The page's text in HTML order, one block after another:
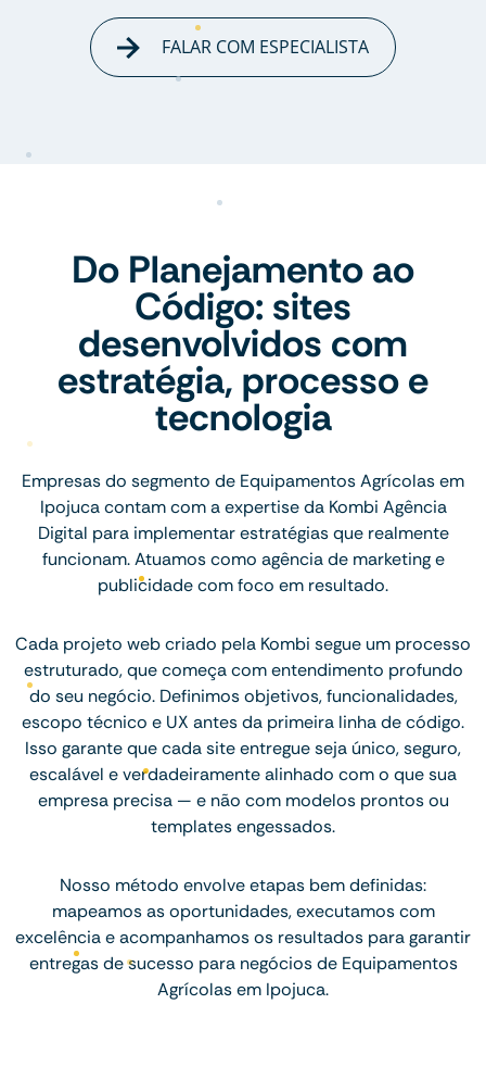
FALAR COM ESPECIALISTA
Do Planejamento ao
Código: sites
desenvolvidos com
estratégia, processo e
tecnologia
Empresas do segmento de Equipamentos Agrícolas em
Ipojuca contam com a expertise da Kombi Agência
Digital para implementar estratégias que realmente
funcionam. Atuamos como agência de marketing e
publicidade com foco em resultado.
Cada projeto web criado pela Kombi segue um processo
estruturado, que começa com entendimento profundo
do seu negócio. Definimos objetivos, funcionalidades,
escopo técnico e UX antes da primeira linha de código.
Isso garante que cada site entregue seja único, seguro,
escalável e verdadeiramente alinhado com o que sua
empresa precisa — e não com modelos prontos ou
templates engessados.
Nosso método envolve etapas bem definidas:
mapeamos as oportunidades, executamos com
excelência e acompanhamos os resultados para garantir
entregas de sucesso para negócios de Equipamentos
Agrícolas em Ipojuca.